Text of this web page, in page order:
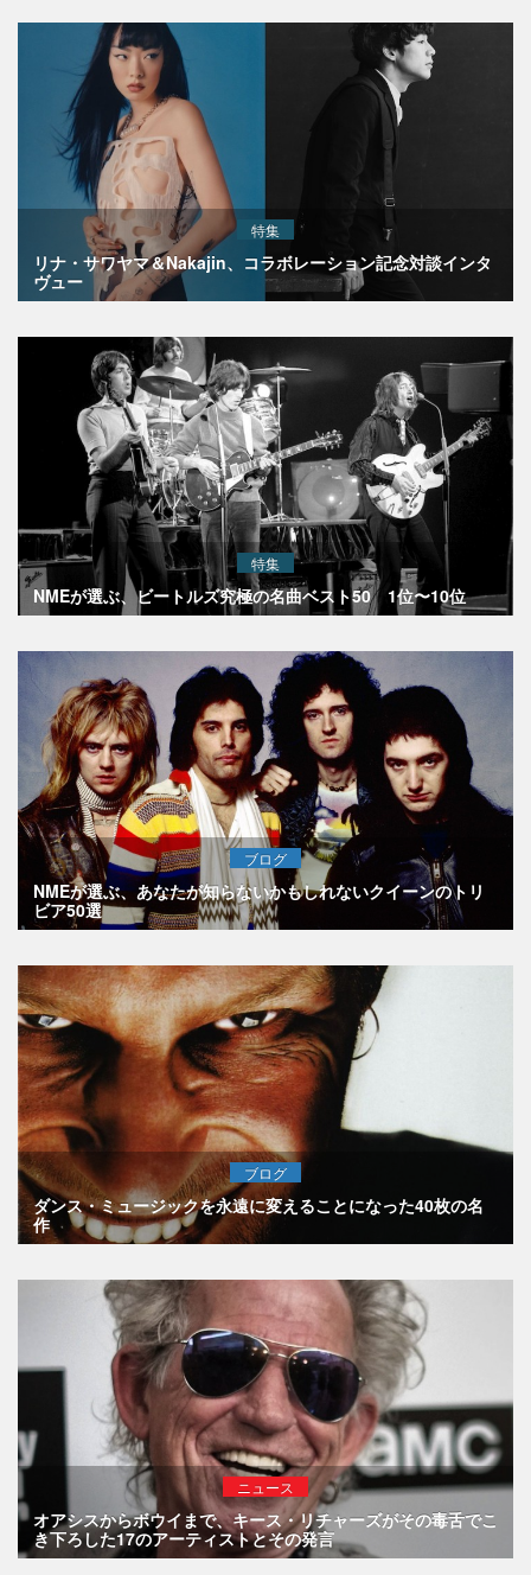
特集
リナ・サワヤマ＆Nakajin、コラボレーション記念対談インタ
ヴュー
特集
NMEが選ぶ、ビートルズ究極の名曲ベスト50 1位〜10位
ブログ
NMEが選ぶ、あなたが知らないかもしれないクイーンのトリ
ビア50選
ブログ
ダンス・ミュージックを永遠に変えることになった40枚の名
作
ニュース
オアシスからボウイまで、キース・リチャーズがその毒舌でこ
き下ろした17のアーティストとその発言